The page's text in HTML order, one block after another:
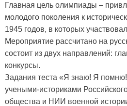
Главная цель олимпиады –
молодого поколения к
1945 годов, в которых
Мероприятие рассчитано на
состоит из двух направлений:
конкурсы.
Задания теста «Я знаю! Я
учеными-историками
общества и НИИ военной